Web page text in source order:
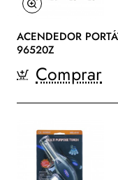
ACENDEDOR
96520Z
Comprar